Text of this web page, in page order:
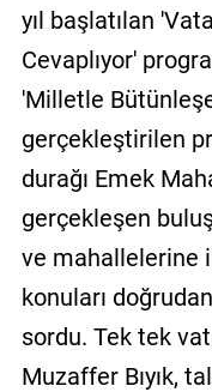
Politikası
yıl başlatılan
Cevaplıyor'
'Milletle
gerçekleştirilen
durağı Emek
gerçekleşen
ve mahallelerine
konuları
sordu. Tek tek
Muzaffer Bıyık,